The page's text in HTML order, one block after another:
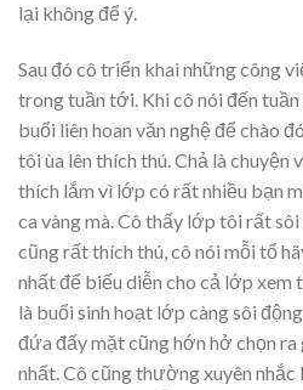
lại không để ý.
Sau đó cô triển khai những công
trong tuần tới. Khi cô nói đến
buổi liên hoan văn nghệ để chào
tôi ùa lên thích thú. Chả là chuyện
thích lắm vì lớp có rất nhiều bạn
ca vàng mà. Cô thấy lớp tôi rất sôi
cũng rất thích thú, cô nói mỗi tổ
nhất để biểu diễn cho cả lớp xem
là buổi sinh hoạt lớp càng sôi
đứa đấy mặt cũng hớn hở chọn ra
nhất. Cô cũng thường xuyên